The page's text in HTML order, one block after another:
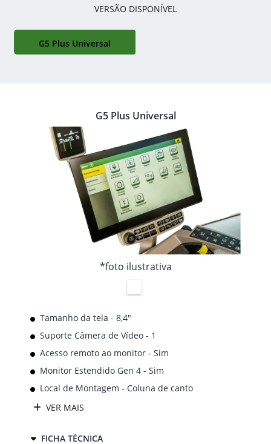
VERSÃO DISPONÍVEL
G5 Plus Universal
G5 Plus Universal
*foto ilustrativa
Tamanho da tela - 8,4"
Suporte Câmera de Vídeo - 1
Acesso remoto ao monitor - Sim
Monitor Estendido Gen 4 - Sim
Local de Montagem - Coluna de canto
VER MAIS
FICHA TÉCNICA